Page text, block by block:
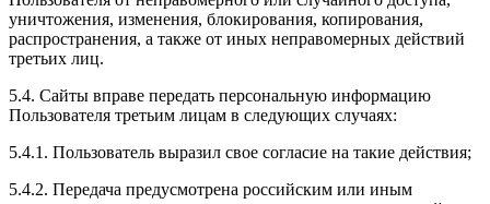
уничтожения, изменения, блокирования, копирования,
распространения, а также от иных неправомерных действий
третьих лиц.
5.4. Сайты вправе передать персональную информацию
Пользователя третьим лицам в следующих случаях:
5.4.1. Пользователь выразил свое согласие на такие действия;
5.4.2. Передача предусмотрена российским или иным